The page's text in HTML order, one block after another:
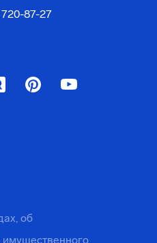
87-27
об
имущественного